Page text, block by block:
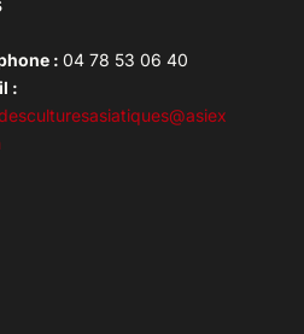
:04 78 53 06 40
: